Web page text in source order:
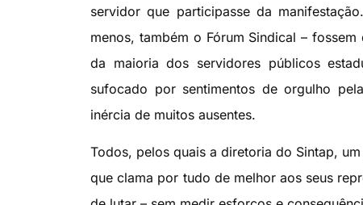
servidor que participasse da
menos, também o Fórum Sindical –
da maioria dos servidores públicos
sufocado por sentimentos de orgulho
inércia de muitos ausentes.
Todos, pelos quais a diretoria do Sintap,
que clama por tudo de melhor aos seus